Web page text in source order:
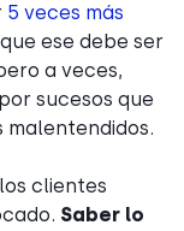
5 veces más
ese debe ser
a veces,
sucesos que
malentendidos.
clientes
Saber lo